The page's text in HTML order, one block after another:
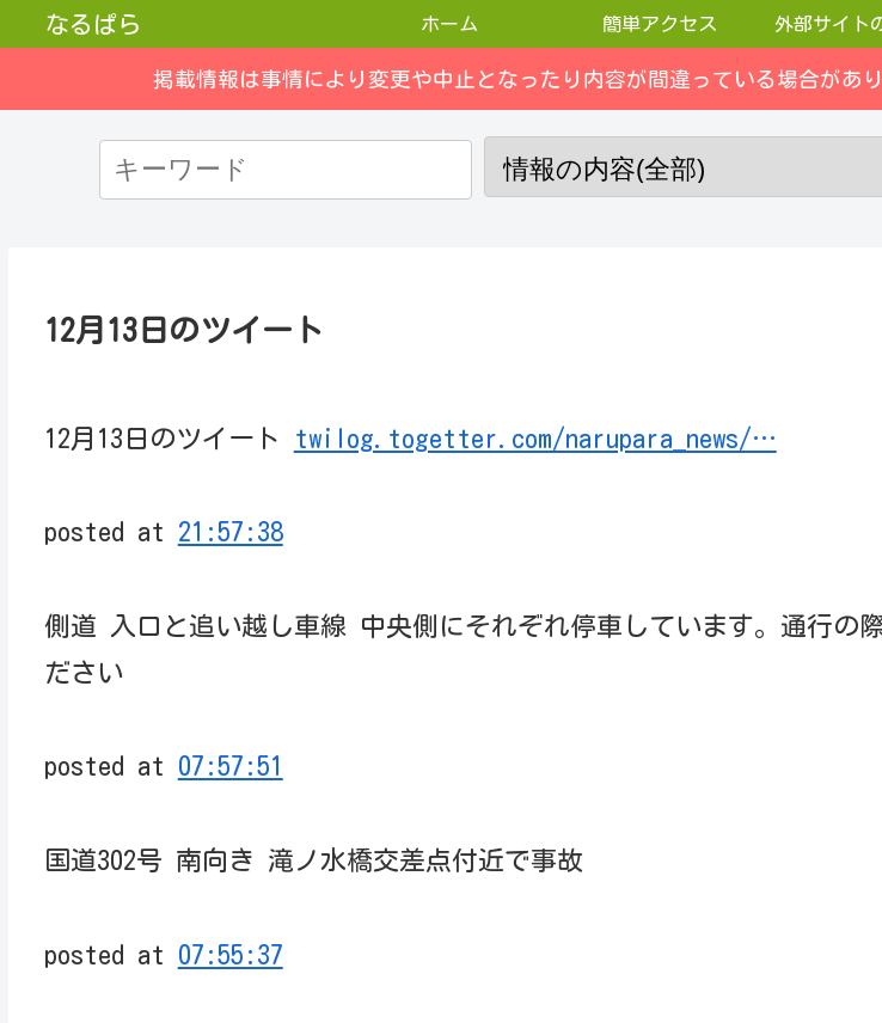
なるぱら ホーム 簡単アクセス 外部サイト
掲載情報は事情により変更や中止となったり内容が間違っている場合があ
12月13日のツイート
12月13日のツイート twilog.togetter.com/narupara_news/…
posted at 21:57:38
側道 入口と追い越し車線 中央側にそれぞれ停車しています。通行の
ださい
posted at 07:57:51
国道302号 南向き 滝ノ水橋交差点付近で事故
posted at 07:55:37